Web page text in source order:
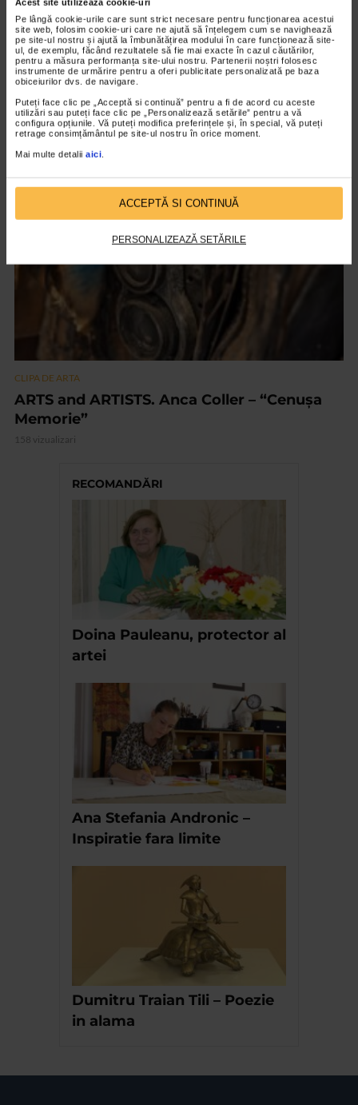
Acest site utilizează cookie-uri
Pe lângă cookie-urile care sunt strict necesare pentru funcționarea acestui
site web, folosim cookie-uri care ne ajută să înțelegem cum se navighează
pe site-ul nostru și ajută la îmbunătățirea modului în care funcționează site-
ul, de exemplu, făcând rezultatele să fie mai exacte în cazul căutărilor,
pentru a măsura performanța site-ului nostru. Partenerii noștri folosesc
instrumente de urmărire pentru a oferi publicitate personalizată pe baza
obiceiurilor dvs. de navigare.
Puteți face clic pe „Acceptă si continuă” pentru a fi de acord cu aceste
utilizări sau puteți face clic pe „Personalizează setările” pentru a vă
configura opțiunile. Vă puteți modifica preferințele și, în special, vă puteți
retrage consimțământul pe site-ul nostru în orice moment.
Mai multe detalii aici
ACCEPTĂ SI CONTINUĂ
PERSONALIZEAZĂ SETĂRILE
CLIPA DE ARTA
Nicolae Tonitza – Pictor al copiilor
149 vizualizari
CLIPA DE ARTA
ARTS and ARTISTS. Anca Coller – “Cenușa
Memorie”
158 vizualizari
RECOMANDĂRI
Doina Pauleanu, protector al
artei
Ana Stefania Andronic –
Inspiratie fara limite
Dumitru Traian Tili – Poezie
in alama